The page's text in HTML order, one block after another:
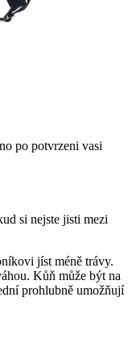
po potvrzeni vasi
si nejste jisti mezi
jíst méně trávy.
Kůň může být na
prohlubně umožňují